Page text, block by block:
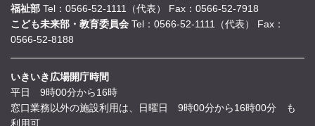
福祉部 Tel：0566-52-1111（代表）
Fax：0566-52-7918
こども未来部・教育委員会 Tel：0566-52-1111（代表）
Fax：
0566-52-8188
いきいき広場開庁時間
平日 9時00分から16時
窓口業務以外の施設利用は、日曜日 9時00分から16時00分 も
利用可